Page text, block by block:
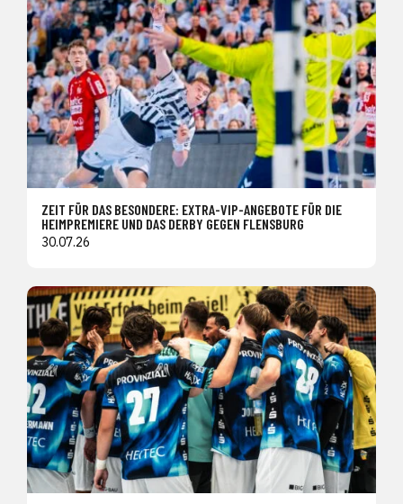
ZEIT FÜR DAS BESONDERE: EXTRA-VIP-ANGEBOTE FÜR DIE
HEIMPREMIERE UND DAS DERBY GEGEN FLENSBURG
30.07.26